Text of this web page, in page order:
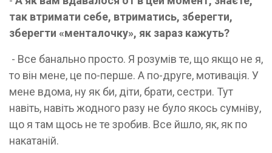
так втримати себе, втриматись, зберегти,
зберегти «менталочку», як зараз кажуть?
- Все банально просто. Я розумів те, що якщо не я,
то він мене, це по-перше. А по-друге, мотивація. У
мене вдома, ну як би, діти, брати, сестри. Тут
навіть, навіть жодного разу не було якось сумніву,
що я там щось не те зробив. Все йшло, як, як по
накатаній.